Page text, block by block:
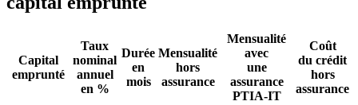
Capital
emprunté
Taux
nominal
annuel
en %
Durée
en
mois
Mensualité
hors
assurance
Mensualité
avec
une
assurance
PTIA-IT
Coût
du crédit
hors
assurance